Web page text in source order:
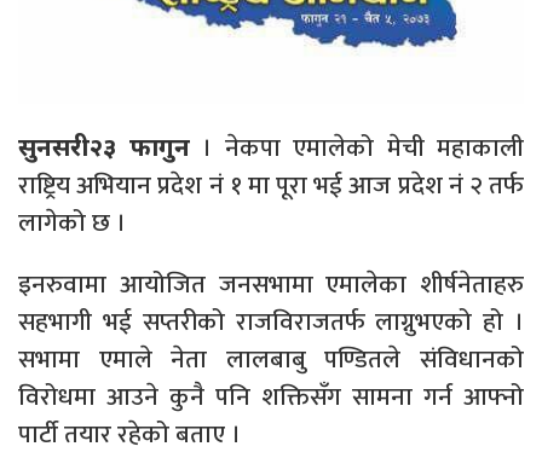
सुनसरी२३ फागुन। नेकपा एमालेको मेची महाकाली
राष्ट्रिय अभियान प्रदेश नं १ मा पूरा भई आज प्रदेश नं २ तर्फ
लागेको छ ।
इनरुवामा आयोजित जनसभामा एमालेका शीर्षनेताहरु
सहभागी भई सप्तरीको राजविराजतर्फ लाग्नुभएको हो ।
सभामा एमाले नेता लालबाबु पण्डितले संविधानको
विरोधमा आउने कुनै पनि शक्तिसँग सामना गर्न आफ्नो
पार्टी तयार रहेको बताए ।